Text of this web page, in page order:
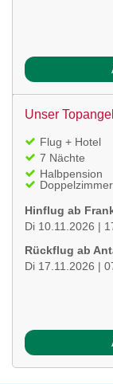
Unser
Flug + Hotel
7 Nächte
Halbpension
Doppelzimmer
Hinflug ab
Di 10.11.2026 |
Rückflug ab
Di 17.11.2026 |